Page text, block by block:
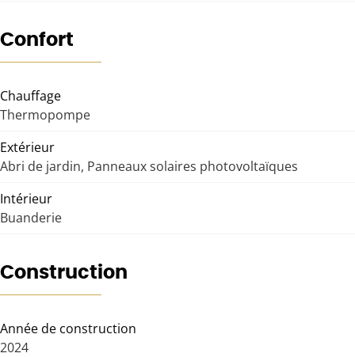
Confort
Chauffage
Thermopompe
Extérieur
Abri de jardin, Panneaux solaires photovoltaïques
Intérieur
Buanderie
Construction
Année de construction
2024